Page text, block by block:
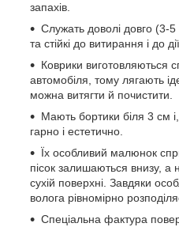
запахів.
Служать доволі довго (3-5
та стійкі до витирання і до
Коврики виготовляються
автомобіля, тому лягають
можна витягти й почистити.
Мають бортики біля 3 см
гарно і естетично.
Їх особливий малюнок
пісок залишаються внизу, а
сухій поверхні. Завдяки
волога рівномірно
Спеціальна фактура